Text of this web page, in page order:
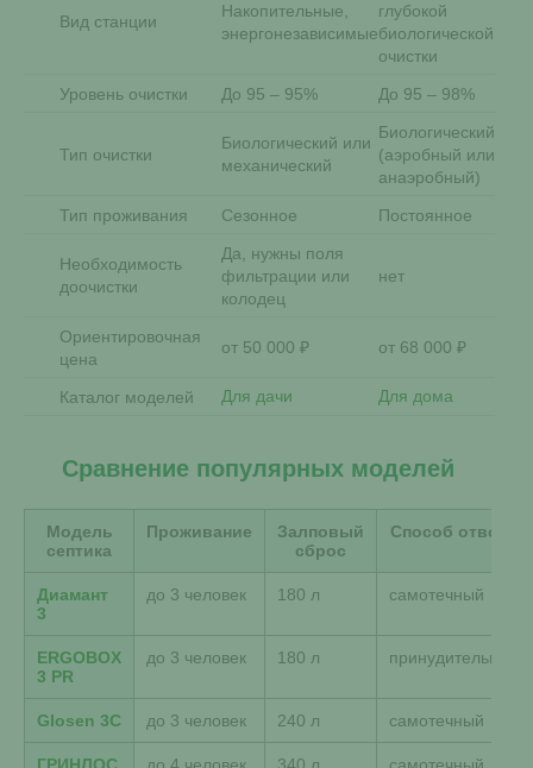
Вид станции
Накопительные,
энергонезависимые
глубокой
биологической
очистки
Уровень очистки
До 95 – 95% До 95 – 98%
Тип очистки
Биологический или
механический
Биологический
(аэробный или
анаэробный)
Тип проживания
Сезонное Постоянное
Необходимость
доочистки
Да, нужны поля
фильтрации или
колодец
нет
Ориентировочная
цена
от 50 000 ₽ от 68 000 ₽
Каталог моделей Для дачи Для дома
Сравнение популярных моделей
Модель
септика
Проживание
Залповый
сброс
Способ отвода
Диамант
3
до 3 человек 180 л самотечный
ERGOBOX
3 PR
до 3 человек 180 л принудительный
Glosen 3C до 3 человек 240 л самотечный